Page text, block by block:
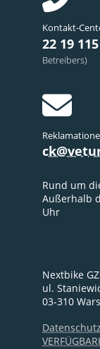
Kontakt-
22 19 115
Betreibers)
Rund um
Außerhalb
Uhr
Nextbike
ul.
03-310